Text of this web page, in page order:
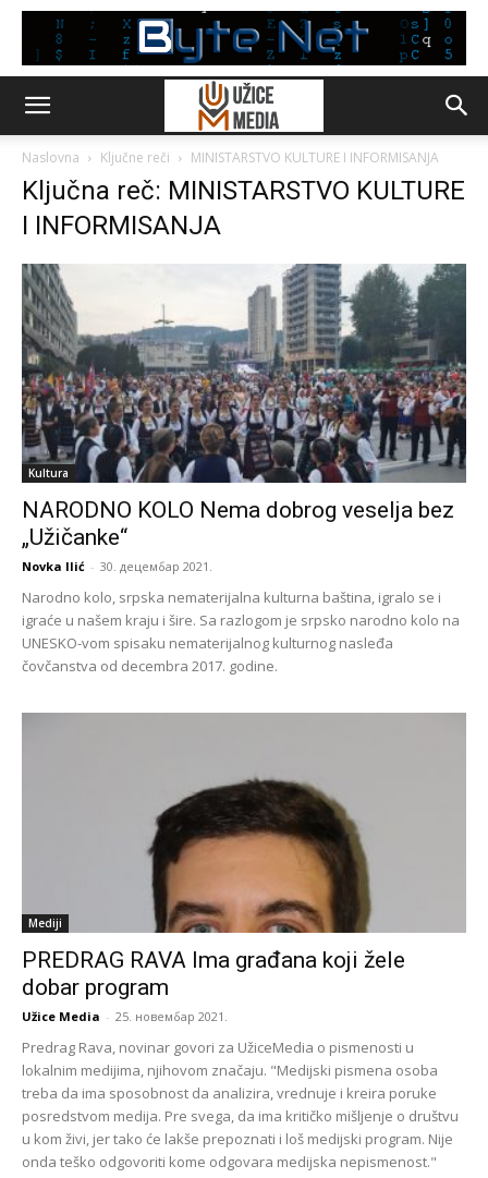
Naslovna Ključne reči MINISTARSTVO KULTURE I INFORMISANJA
Ključna reč: MINISTARSTVO KULTURE
I INFORMISANJA
Kultura
NARODNO KOLO Nema dobrog veselja bez
„Užičanke“
Novka Ilić - 30. децембар 2021.
Narodno kolo, srpska nematerijalna kulturna baština, igralo se i
igraće u našem kraju i šire. Sa razlogom je srpsko narodno kolo na
UNESKO-vom spisaku nematerijalnog kulturnog nasleđa
čovčanstva od decembra 2017. godine.
Mediji
PREDRAG RAVA Ima građana koji žele
dobar program
Užice Media - 25. новембар 2021.
Predrag Rava, novinar govori za UžiceMedia o pismenosti u
lokalnim medijima, njihovom značaju. "Medijski pismena osoba
treba da ima sposobnost da analizira, vrednuje i kreira poruke
posredstvom medija. Pre svega, da ima kritičko mišljenje o društvu
u kom živi, jer tako će lakše prepoznati i loš medijski program. Nije
onda teško odgovoriti kome odgovara medijska nepismenost."